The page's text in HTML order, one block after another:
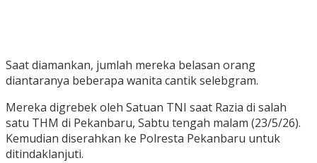
Saat diamankan, jumlah mereka belasan orang
diantaranya beberapa wanita cantik selebgram.
Mereka digrebek oleh Satuan TNI saat Razia di salah
satu THM di Pekanbaru, Sabtu tengah malam (23/5/26).
Kemudian diserahkan ke Polresta Pekanbaru untuk
ditindaklanjuti.